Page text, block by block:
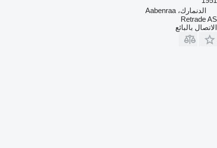
الدنمارك، Aabenraa
Retrade AS
الاتصال بالبائع